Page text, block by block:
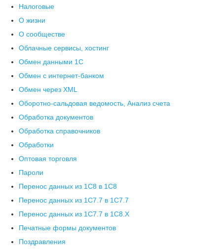
Налоговые
О жизни
О сообществе
Облачные сервисы, хостинг
Обмен данными 1С
Обмен с интернет-банком
Обмен через XML
Оборотно-сальдовая ведомость, Анализ счета
Обработка документов
Обработка справочников
Обработки
Оптовая торговля
Пароли
Перенос данных из 1C8 в 1C8
Перенос данных из 1С7.7 в 1C7.7
Перенос данных из 1С7.7 в 1C8.X
Печатные формы документов
Поздравления